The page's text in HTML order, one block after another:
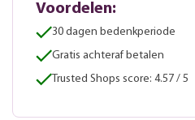
Voordelen:
30 dagen bedenkperiode
Gratis achteraf betalen
Trusted Shops score: 4.57 / 5